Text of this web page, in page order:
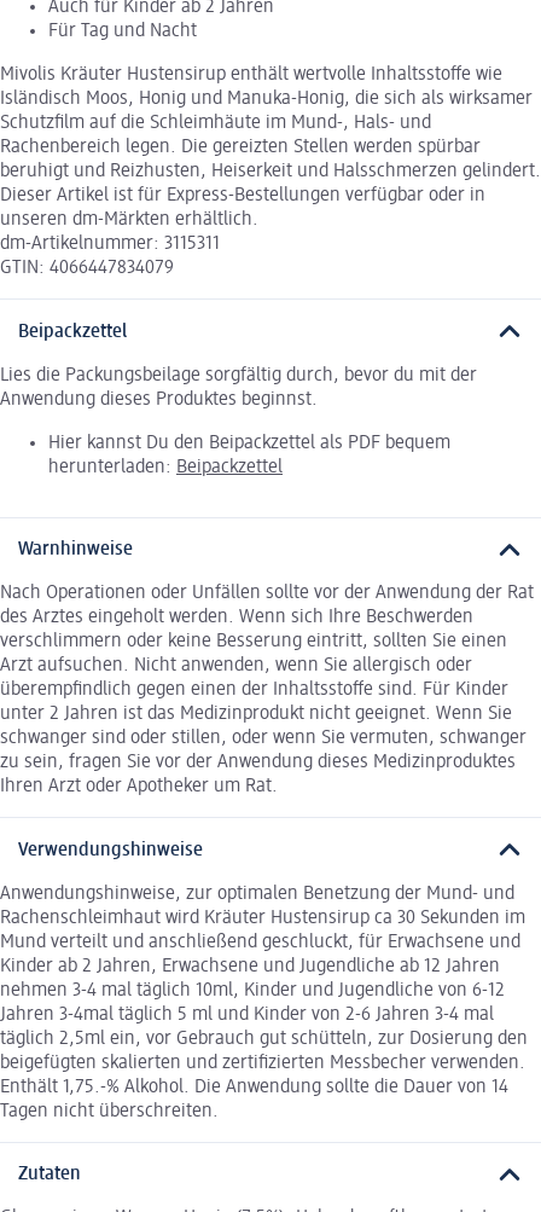
Auch für Kinder ab 2 Jahren
Für Tag und Nacht
Mivolis Kräuter Hustensirup enthält wertvolle Inhaltsstoffe wie
Isländisch Moos, Honig und Manuka-Honig, die sich als wirksamer
Schutzfilm auf die Schleimhäute im Mund-, Hals- und
Rachenbereich legen. Die gereizten Stellen werden spürbar
beruhigt und Reizhusten, Heiserkeit und Halsschmerzen gelindert.
Dieser Artikel ist für Express-Bestellungen verfügbar oder in
unseren dm-Märkten erhältlich.
dm-Artikelnummer: 3115311
GTIN: 4066447834079
Beipackzettel
Lies die Packungsbeilage sorgfältig durch, bevor du mit der
Anwendung dieses Produktes beginnst.
Hier kannst Du den Beipackzettel als PDF bequem
herunterladen: Beipackzettel
Warnhinweise
Nach Operationen oder Unfällen sollte vor der Anwendung der Rat
des Arztes eingeholt werden. Wenn sich Ihre Beschwerden
verschlimmern oder keine Besserung eintritt, sollten Sie einen
Arzt aufsuchen. Nicht anwenden, wenn Sie allergisch oder
überempfindlich gegen einen der Inhaltsstoffe sind. Für Kinder
unter 2 Jahren ist das Medizinprodukt nicht geeignet. Wenn Sie
schwanger sind oder stillen, oder wenn Sie vermuten, schwanger
zu sein, fragen Sie vor der Anwendung dieses Medizinproduktes
Ihren Arzt oder Apotheker um Rat.
Verwendungshinweise
Anwendungshinweise, zur optimalen Benetzung der Mund- und
Rachenschleimhaut wird Kräuter Hustensirup ca 30 Sekunden im
Mund verteilt und anschließend geschluckt, für Erwachsene und
Kinder ab 2 Jahren, Erwachsene und Jugendliche ab 12 Jahren
nehmen 3-4 mal täglich 10ml, Kinder und Jugendliche von 6-12
Jahren 3-4mal täglich 5 ml und Kinder von 2-6 Jahren 3-4 mal
täglich 2,5ml ein, vor Gebrauch gut schütteln, zur Dosierung den
beigefügten skalierten und zertifizierten Messbecher verwenden.
Enthält 1,75.-% Alkohol. Die Anwendung sollte die Dauer von 14
Tagen nicht überschreiten.
Zutaten